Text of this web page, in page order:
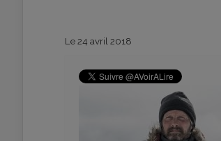
Le 24 avril 2018